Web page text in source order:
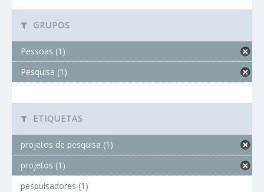
GRUPOS
Pessoas (1)
Pesquisa (1)
ETIQUETAS
projetos de pesquisa (1)
projetos (1)
pesquisadores (1)